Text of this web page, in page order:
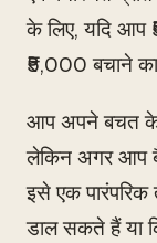
के लिए, यदि आप
₹5,000 बचाने
आप अपने बचत के
लेकिन अगर आप
इसे एक
डाल सकते हैं या